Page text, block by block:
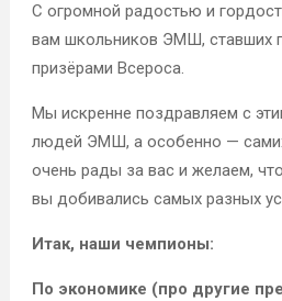
С огромной радостью и
вам школьников ЭМШ, ставших
призёрами Всероса.
Мы искренне поздравляем с
людей ЭМШ, а особенно —
очень рады за вас и желаем,
вы добивались самых разных
Итак, наши чемпионы:
По экономике (про другие